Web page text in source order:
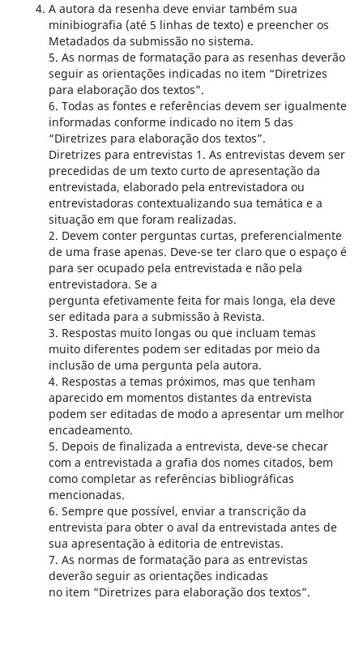
A autora da resenha deve enviar também sua
minibiografia (até 5 linhas de texto) e preencher os
Metadados da submissão no sistema.
5. As normas de formatação para as resenhas deverão
seguir as orientações indicadas no item “Diretrizes
para elaboração dos textos”.
6. Todas as fontes e referências devem ser igualmente
informadas conforme indicado no item 5 das
“Diretrizes para elaboração dos textos”.
Diretrizes para entrevistas 1. As entrevistas devem ser
precedidas de um texto curto de apresentação da
entrevistada, elaborado pela entrevistadora ou
entrevistadoras contextualizando sua temática e a
situação em que foram realizadas.
2. Devem conter perguntas curtas, preferencialmente
de uma frase apenas. Deve-se ter claro que o espaço é
para ser ocupado pela entrevistada e não pela
entrevistadora. Se a
pergunta efetivamente feita for mais longa, ela deve
ser editada para a submissão à Revista.
3. Respostas muito longas ou que incluam temas
muito diferentes podem ser editadas por meio da
inclusão de uma pergunta pela autora.
4. Respostas a temas próximos, mas que tenham
aparecido em momentos distantes da entrevista
podem ser editadas de modo a apresentar um melhor
encadeamento.
5. Depois de finalizada a entrevista, deve-se checar
com a entrevistada a grafia dos nomes citados, bem
como completar as referências bibliográficas
mencionadas.
6. Sempre que possível, enviar a transcrição da
entrevista para obter o aval da entrevistada antes de
sua apresentação à editoria de entrevistas.
7. As normas de formatação para as entrevistas
deverão seguir as orientações indicadas
no item “Diretrizes para elaboração dos textos”.